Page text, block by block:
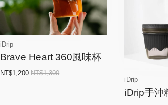
iDrip
Brave Heart 360風味杯
NT$1,200NT$1,300
iDrip
iDrip手沖